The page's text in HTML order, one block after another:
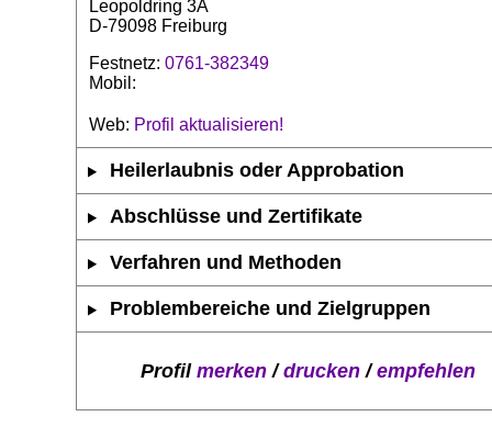
Leopoldring 3A
D-79098 Freiburg
Festnetz: 0761-382349
Mobil:
Web: Profil aktualisieren!
Heilerlaubnis oder Approbation
Abschlüsse und Zertifikate
Verfahren und Methoden
Problembereiche und Zielgruppen
Profil merken/drucken/empfehlen